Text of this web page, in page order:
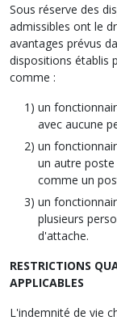
Sous réserve des
admissibles ont le
avantages prévus
dispositions établis
comme :
un
avec aucune
un
un autre
comme un
un
plusieurs
d'attache.
RESTRICTIONS
APPLICABLES
L'indemnité de vie